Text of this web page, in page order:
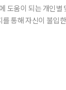
도움이 되는 개인